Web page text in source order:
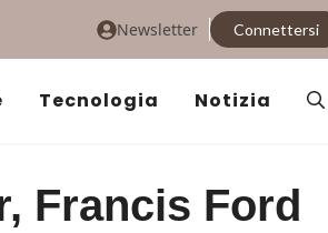
Newsletter Connettersi
Tecnologia Notizia
Francis Ford